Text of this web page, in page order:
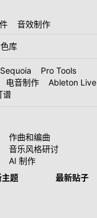
音效制作
库
Pro Tools
电音制作
Ableton Live
谱
作曲和编曲
音乐风格研讨
AI 制作
题 最新贴子